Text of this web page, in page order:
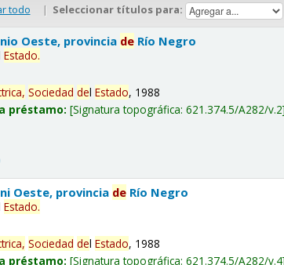
todo | Seleccionar títulos para:
Oeste, provincia de Río Negro
lEstado.
Sociedad delEstado, 1988
préstamo: Signatura topográfica:621.374.5/A282/v.2
Oeste, provincia de Río Negro
lEstado.
Sociedad delEstado, 1988
préstamo: Signatura topográfica:621.374.5/A282/v.4